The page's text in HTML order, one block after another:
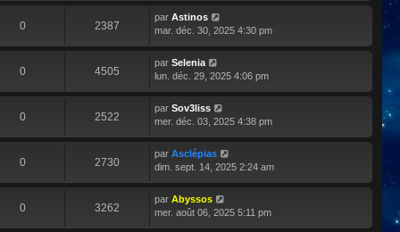
0 2387
par Astinos
mar. déc. 30, 2025 4:30 pm
0 4505
par Selenia
lun. déc. 29, 2025 4:06 pm
0 2522
par Sov3liss
mer. déc. 03, 2025 4:38 pm
0 2730
par Asclépias
dim. sept. 14, 2025 2:24 am
0 3262
par Abyssos
mer. août 06, 2025 5:11 pm